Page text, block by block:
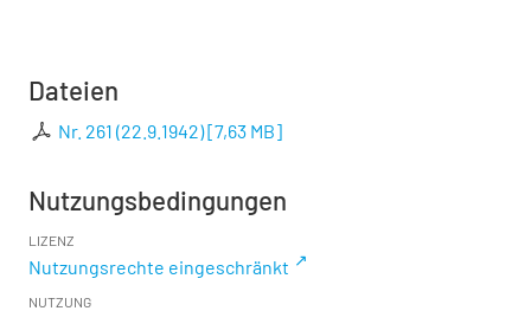
Dateien
Nr. 261 (22.9.1942)[7,63 MB]
Nutzungsbedingungen
LIZENZ
Nutzungsrechte eingeschränkt
NUTZUNG